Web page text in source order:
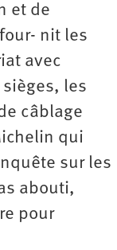
et de
nit les
avec
les
câblage
qui
sur les
abouti,
pour